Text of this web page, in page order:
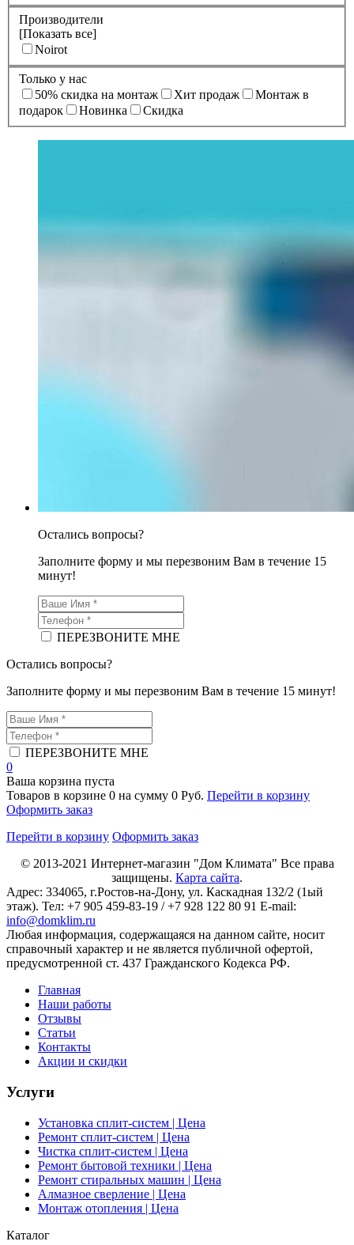
Производители
[Показать все]
Noirot
Только у нас
50% cкидка на монтаж
Xит продаж
Монтаж в
подарок
Новинка Скидка
Остались вопросы?
Заполните форму и мы перезвоним Вам в течение 15
минут!
ПЕРЕЗВОНИТЕ МНЕ
Остались вопросы?
Заполните форму и мы перезвоним Вам в течение 15 минут!
ПЕРЕЗВОНИТЕ МНЕ
0
Ваша корзина пуста
Товаров в корзине 0 на сумму 0 Руб. Перейти в корзину
Оформить заказ
Перейти в корзину Оформить заказ
© 2013-2021 Интернет-магазин "Дом Климата" Все права
защищены. Карта сайта.
Адрес: 334065, г.Ростов-на-Дону, ул. Каскадная 132/2 (1ый
этаж). Тел: +7 905 459-83-19 / +7 928 122 80 91 E-mail:
info@domklim.ru
Любая информация, содержащаяся на данном сайте, носит
справочный характер и не является публичной офертой,
предусмотренной ст. 437 Гражданского Кодекса РФ.
Главная
Наши работы
Отзывы
Статьи
Контакты
Акции и скидки
Услуги
Установка сплит-систем | Цена
Ремонт сплит-систем | Цена
Чистка сплит-систем | Цена
Ремонт бытовой техники | Цена
Ремонт стиральных машин | Цена
Алмазное сверление | Цена
Монтаж отопления | Цена
Каталог